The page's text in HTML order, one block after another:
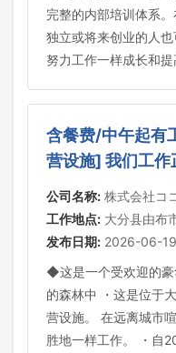
完整的内部培训体系
独立或将来创业的人
努力工作一样成长和提
含餐费/中午起有
营设施] 我们工作
公司名称: 株式会社コ
工作地点: 大分县由布
发布日期: 2026-06-19
◆这是一个受欢迎的
的森林中 ・这是位于
营设施。 在远离城市
胜地一样工作。 ・自